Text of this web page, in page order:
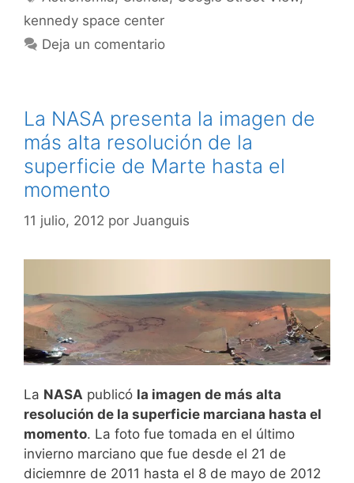
kennedy space center
Deja un comentario
La NASA presenta la imagen de
más alta resolución de la
superficie de Marte hasta el
momento
11 julio, 2012 por Juanguis
La NASA publicó la imagen de más alta
resolución de la superficie marciana hasta el
momento. La foto fue tomada en el último
invierno marciano que fue desde el 21 de
diciemnre de 2011 hasta el 8 de mayo de 2012